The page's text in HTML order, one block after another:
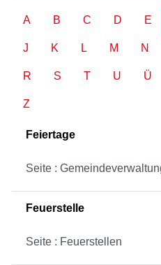
A B C D E
J K L M N
R S T U Ü
Z
Feiertage
Seite :
Feuerstelle
Seite : Feuerstellen